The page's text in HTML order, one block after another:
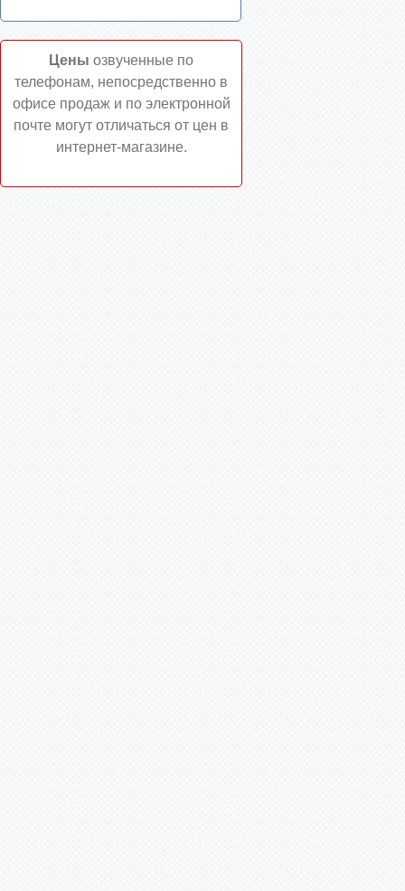
Цены озвученные по
телефонам, непосредственно в
офисе продаж и по электронной
почте могут отличаться от цен в
интернет-магазине.